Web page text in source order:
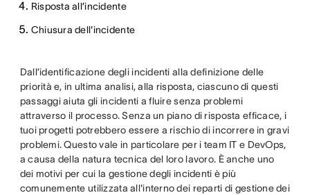
Risposta all’incidente
Chiusura dell'incidente
Dall’identificazione degli incidenti alla definizione delle
priorità e, in ultima analisi, alla risposta, ciascuno di questi
passaggi aiuta gli incidenti a fluire senza problemi
attraverso il processo. Senza un piano di risposta efficace, i
tuoi progetti potrebbero essere a rischio di incorrere in gravi
problemi. Questo vale in particolare per i team IT e DevOps,
a causa della natura tecnica del loro lavoro. È anche uno
dei motivi per cui la gestione degli incidenti è più
comunemente utilizzata all'interno dei reparti di gestione dei